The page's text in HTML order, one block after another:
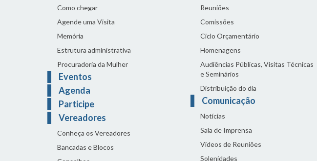
Como chegar
Agende uma Visita
Memória
Estrutura administrativa
Procuradoria da Mulher
Eventos
Agenda
Participe
Vereadores
Conheça os Vereadores
Bancadas e Blocos
Reuniões
Comissões
Ciclo Orçamentário
Homenagens
Audiências Públicas, Visitas Técnicas
e Seminários
Distribuição do dia
Comunicação
Notícias
Sala de Imprensa
Vídeos de Reuniões
Solenidades